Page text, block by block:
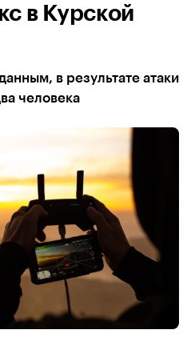
в Курской
в результате атаки
человека